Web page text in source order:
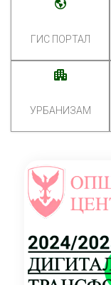
ГИС ПОРТАЛ
УРБАНИЗАМ